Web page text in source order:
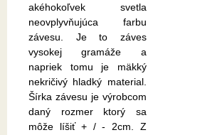
akéhokoľvek svetla
neovplyvňujúca farbu
závesu. Je to záves
vysokej gramáže a
napriek tomu je mäkký
nekričivý hladký material.
Šírka závesu je výrobcom
daný rozmer ktorý sa
môže líšiť + / - 2cm. Z